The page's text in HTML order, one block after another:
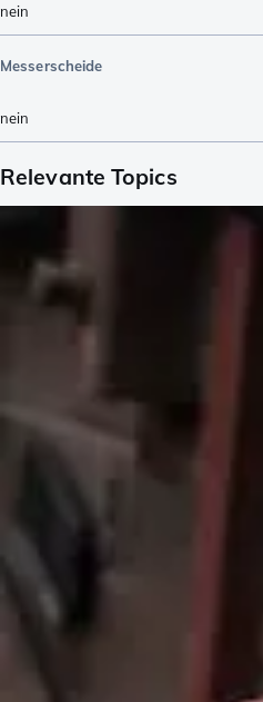
nein
Messerscheide
nein
Relevante Topics